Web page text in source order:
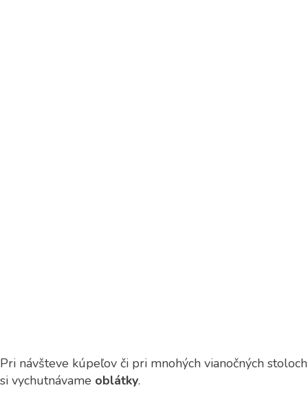
Pri návšteve kúpeľov či pri mnohých vianočných stoloch
si vychutnávame oblátky.